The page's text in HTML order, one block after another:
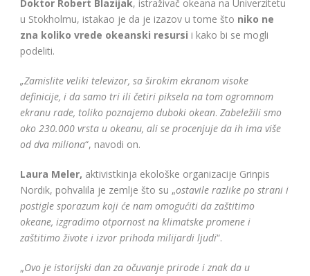
Doktor Robert Blazijak, istraživač okeana na Univerzitetu
u Stokholmu, istakao je da je izazov u tome što niko ne
zna koliko vrede okeanski resursi i kako bi se mogli
podeliti.
„Zamislite veliki televizor, sa širokim ekranom visoke
definicije, i da samo tri ili četiri piksela na tom ogromnom
ekranu rade, toliko poznajemo duboki okean. Zabeležili smo
oko 230.000 vrsta u okeanu, ali se procenjuje da ih ima više
od dva miliona“, navodi on.
Laura Meler, aktivistkinja ekološke organizacije Grinpis
Nordik, pohvalila je zemlje što su „ostavile razlike po strani i
postigle sporazum koji će nam omogućiti da zaštitimo
okeane, izgradimo otpornost na klimatske promene i
zaštitimo živote i izvor prihoda milijardi ljudi“.
„Ovo je istorijski dan za očuvanje prirode i znak da u